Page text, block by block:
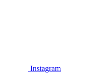
Instagram